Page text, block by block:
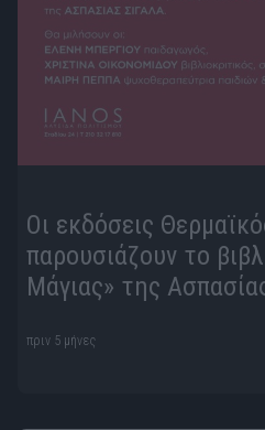
Οι εκδόσεις
παρουσιάζουν το
Μάγιας» της
πριν 5 μήνες